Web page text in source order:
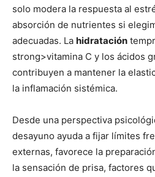
solo modera la respuesta al
absorción de nutrientes si
adecuadas. La hidratación
strong>vitamina C y los ácidos
contribuyen a mantener la
la inflamación sistémica.
Desde una perspectiva
desayuno ayuda a fijar límites
externas, favorece la
la sensación de prisa, factores